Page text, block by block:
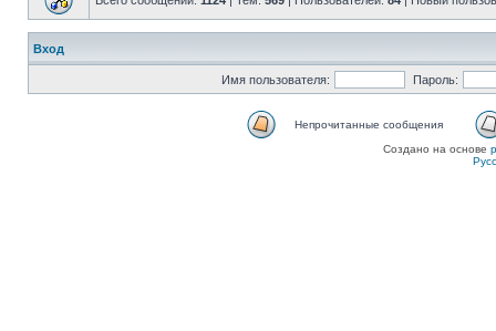
Вход
Имя пользователя: Пароль:
Непрочитанные сообщения
Создано на основе